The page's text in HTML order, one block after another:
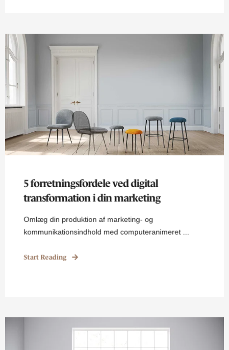
5 forretningsfordele ved digital
transformation i din marketing
Omlæg din produktion af marketing- og
kommunikationsindhold med computeranimeret ...
Start Reading